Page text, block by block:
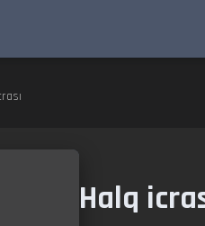
Halq